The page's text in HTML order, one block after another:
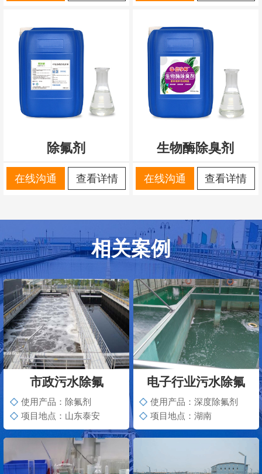
除氟剂
在线沟通 查看详情
生物酶除臭剂
在线沟通 查看详情
相关案例
市政污水除氟
使用产品：除氟剂
项目地点：山东泰安
电子行业污水除氟
使用产品：深度除氟剂
项目地点：湖南